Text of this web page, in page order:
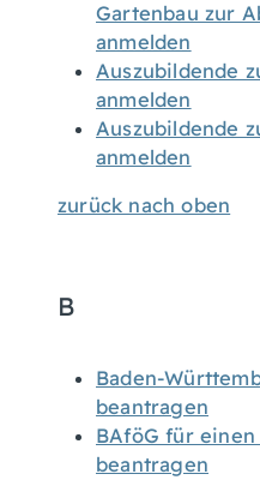
Gartenbau zur
anmelden
Auszubildende
anmelden
Auszubildende
anmelden
zurück nach oben
B
Baden-
beantragen
BAföG für einen
beantragen